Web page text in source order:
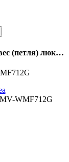
Завес (петля) люка Midea MV-WMF712G
WMF712G